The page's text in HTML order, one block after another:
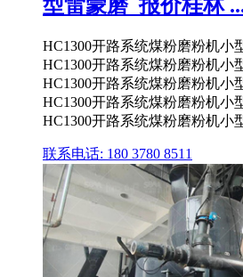
型雷蒙磨_报价桂林
HC1300开路系统煤粉磨粉机小
HC1300开路系统煤粉磨粉机小
HC1300开路系统煤粉磨粉机小
HC1300开路系统煤粉磨粉机小
HC1300开路系统煤粉磨粉机小
联系电话: 180 3780 8511